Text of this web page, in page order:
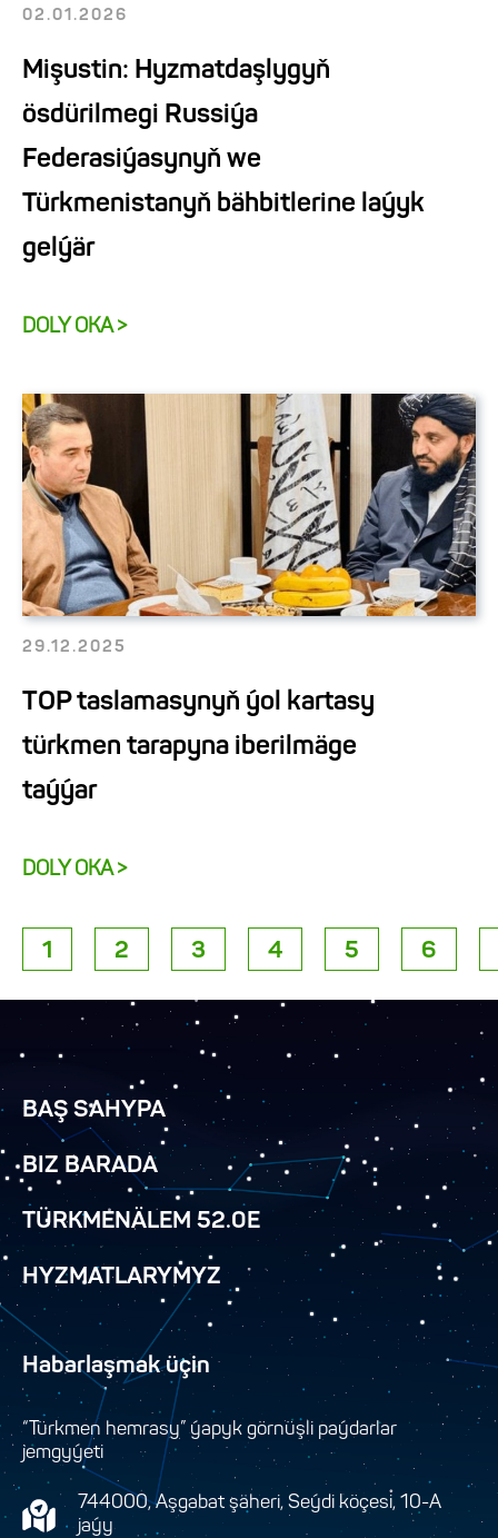
02.01.2026
Mişustin: Hyzmatdaşlygyň
ösdürilmegi Russiýa
Federasiýasynyň we
Türkmenistanyň bähbitlerine laýyk
gelýär
DOLY OKA >
29.12.2025
TOP taslamasynyň ýol kartasy
türkmen tarapyna iberilmäge
taýýar
DOLY OKA >
1 2 3 4 5 6
BAŞ SAHYPA
BIZ BARADA
TÜRKMENÄLEM 52.0E
HYZMATLARYMYZ
Habarlaşmak üçin
“Türkmen hemrasy” ýapyk görnüşli paýdarlar
jemgyýeti
744000, Aşgabat şäheri, Seýdi köçesi, 10-A
jaýy